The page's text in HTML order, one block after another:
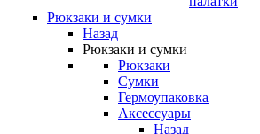
Рюкзаки и сумки
Назад
Рюкзаки и сумки
Рюкзаки
Сумки
Гермоупаковка
Аксессуары
Назад